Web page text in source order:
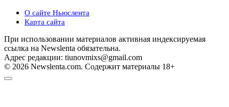
О сайте Ньюслента
Карта сайта
При использовании материалов активная индексируемая
ссылка на Newslenta обязательна.
Адрес редакции: tiunovmixs@gmail.com
© 2026 Newslenta.com. Содержит материалы 18+